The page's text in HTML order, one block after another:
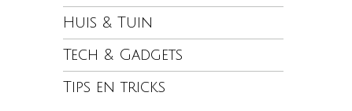
Huis & Tuin
Tech & Gadgets
Tips en tricks